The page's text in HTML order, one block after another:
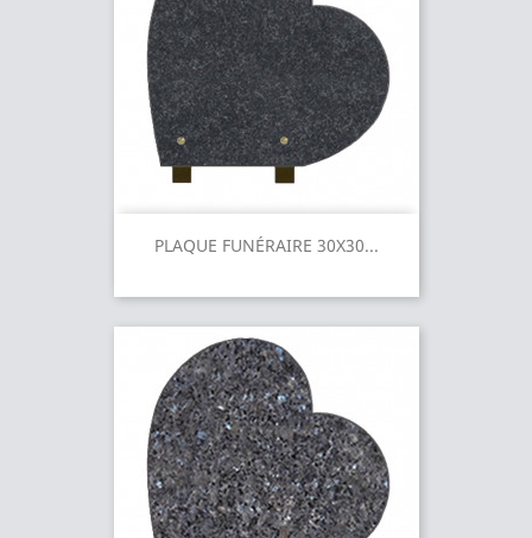
PLAQUE FUNÉRAIRE 30X30...